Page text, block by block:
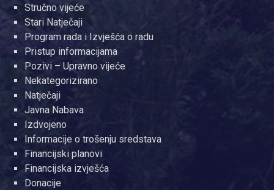
Stručno vijeće
Stari Natječaji
Program rada i Izvješća o radu
Pristup informacijama
Pozivi – Upravno vijeće
Nekategorizirano
Natječaji
Javna Nabava
Izdvojeno
Informacije o trošenju sredstava
Financijski planovi
Financijska izvješća
Donacije